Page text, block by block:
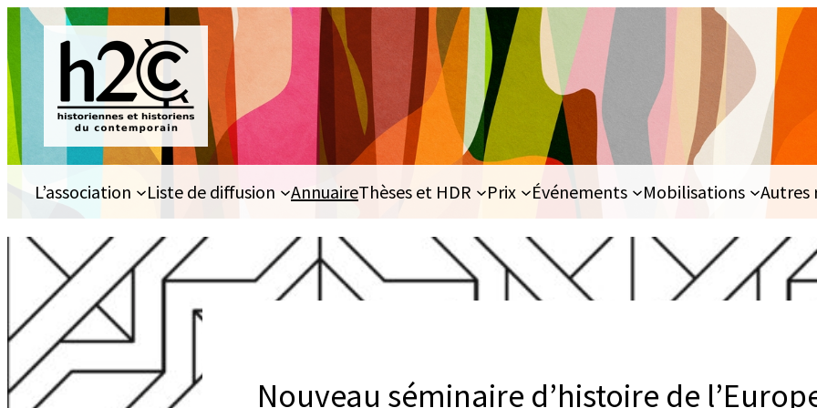
Aller
au
contenu
L’association Liste de diffusion AnnuaireThèses et HDR Prix Événements Mobilisations Autres
Nouveau séminaire d’histoire de